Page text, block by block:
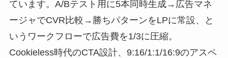
ています。A/Bテスト用に5本同時生成→広告マネ
ージャでCVR比較→勝ちパターンをLPに常設、と
いうワークフローで広告費を1/3に圧縮。
Cookieless時代のCTA設計、9:16/1:1/16:9のアスペ